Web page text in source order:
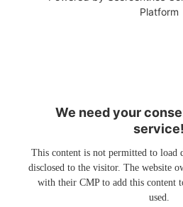
Platform
We need your
service!
This content is not permitted to load
disclosed to the visitor. The website
with their CMP to add this content
used.